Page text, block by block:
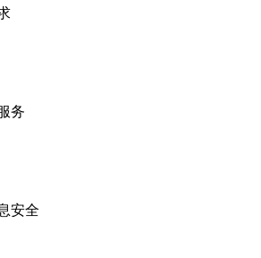
务
安全